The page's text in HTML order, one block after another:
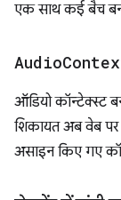
एक साथ कई बैच
Audio
ऑडियो कॉन्टेक्स्ट
शिकायत अब वेब पर
असाइन किए गए